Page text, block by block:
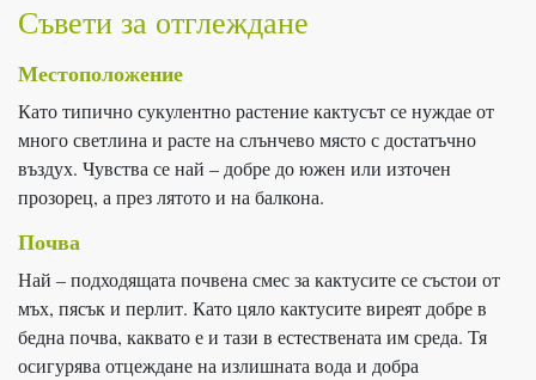
Съвети за отглеждане
Местоположение
Като типично сукулентно растение кактусът се нуждае от
много светлина и расте на слънчево място с достатъчно
въздух. Чувства се най – добре до южен или източен
прозорец, а през лятото и на балкона.
Почва
Най – подходящата почвена смес за кактусите се състои от
мъх, пясък и перлит. Като цяло кактусите виреят добре в
бедна почва, каквато е и тази в естествената им среда. Тя
осигурява отцеждане на излишната вода и добра